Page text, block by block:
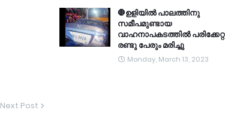
Next Post
🛑ഉളിയിൽ പാലത്തിനു
സമീപമുണ്ടായ
വാഹനാപകടത്തിൽ പരിക്കേറ്റ
രണ്ടു പേരും മരിച്ചു
Monday, March 13, 2023